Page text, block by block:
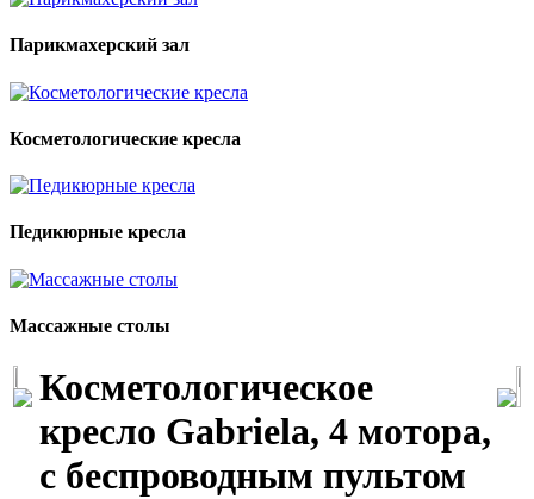
Парикмахерский зал
Косметологические кресла
Педикюрные кресла
Массажные столы
Косметологическое
кресло Gabriela, 4 мотора,
с беспроводным пультом